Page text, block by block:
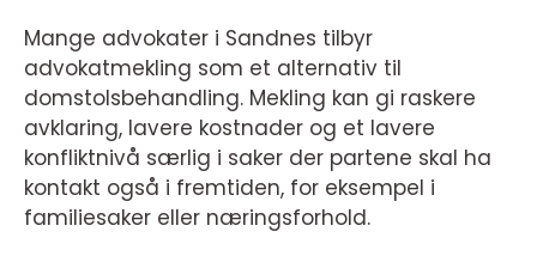
Mange advokater i Sandnes tilbyr
advokatmekling som et alternativ til
domstolsbehandling. Mekling kan gi raskere
avklaring, lavere kostnader og et lavere
konfliktnivå særlig i saker der partene skal ha
kontakt også i fremtiden, for eksempel i
familiesaker eller næringsforhold.